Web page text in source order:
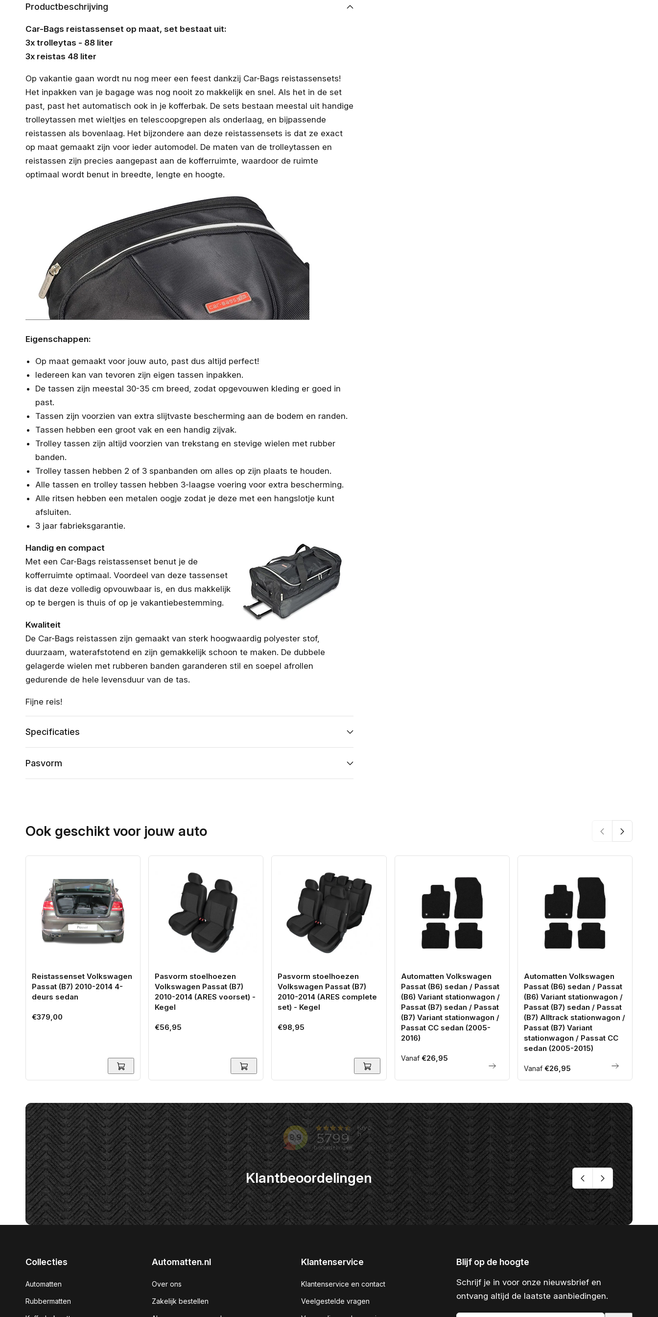
Productbeschrijving
Car-Bags reistassenset op maat, set bestaat uit:
3x trolleytas - 88 liter
3x reistas 48 liter
Op vakantie gaan wordt nu nog meer een feest dankzij Car-Bags reistassensets!
Het inpakken van je bagage was nog nooit zo makkelijk en snel. Als het in de set
past, past het automatisch ook in je kofferbak. De sets bestaan meestal uit handige
trolleytassen met wieltjes en telescoopgrepen als onderlaag, en bijpassende
reistassen als bovenlaag. Het bijzondere aan deze reistassensets is dat ze exact
op maat gemaakt zijn voor ieder automodel. De maten van de trolleytassen en
reistassen zijn precies aangepast aan de kofferruimte, waardoor de ruimte
optimaal wordt benut in breedte, lengte en hoogte.
Eigenschappen:
Op maat gemaakt voor jouw auto, past dus altijd perfect!
Iedereen kan van tevoren zijn eigen tassen inpakken.
De tassen zijn meestal 30-35 cm breed, zodat opgevouwen kleding er goed in
past.
Tassen zijn voorzien van extra slijtvaste bescherming aan de bodem en randen.
Tassen hebben een groot vak en een handig zijvak.
Trolley tassen zijn altijd voorzien van trekstang en stevige wielen met rubber
banden.
Trolley tassen hebben 2 of 3 spanbanden om alles op zijn plaats te houden.
Alle tassen en trolley tassen hebben 3-laagse voering voor extra bescherming.
Alle ritsen hebben een metalen oogje zodat je deze met een hangslotje kunt
afsluiten.
3 jaar fabrieksgarantie.
Handig en compact
Met een Car-Bags reistassenset benut je de
kofferruimte optimaal. Voordeel van deze tassenset
is dat deze volledig opvouwbaar is, en dus makkelijk
op te bergen is thuis of op je vakantiebestemming.
Kwaliteit
De Car-Bags reistassen zijn gemaakt van sterk hoogwaardig polyester stof,
duurzaam, waterafstotend en zijn gemakkelijk schoon te maken. De dubbele
gelagerde wielen met rubberen banden garanderen stil en soepel afrollen
gedurende de hele levensduur van de tas.
Fijne reis!
Specificaties
Pasvorm
Ook geschikt voor jouw auto
Reistassenset Volkswagen
Passat (B7) 2010-2014 4-
deurs sedan
Normale
€379,00
Pasvorm stoelhoezen
Volkswagen Passat (B7)
2010-2014 (ARES voorset) -
Kegel
Normale
€56,95
Pasvorm stoelhoezen
Volkswagen Passat (B7)
2010-2014 (ARES complete
set) - Kegel
Normale
€98,95
Automatten Volkswagen
Passat (B6) sedan / Passat
(B6) Variant stationwagon /
Passat (B7) sedan / Passat
(B7) Variant stationwagon /
Passat CC sedan (2005-
2016)
Normale
Vanaf€26,95
Automatten Volkswagen
Passat (B6) sedan / Passat
(B6) Variant stationwagon /
Passat (B7) sedan / Passat
(B7) Alltrack stationwagon /
Passat (B7) Variant
stationwagon / Passat CC
sedan (2005-2015)
Normale
prijs
Vanaf€26,95
Klantbeoordelingen
Collecties
Automatten
Rubbermatten
Automatten.nl
Over ons
Zakelijk bestellen
Klantenservice
Klantenservice en contact
Veelgestelde vragen
Blijf op de hoogte
Schrijf je in voor onze nieuwsbrief en
ontvang altijd de laatste aanbiedingen.